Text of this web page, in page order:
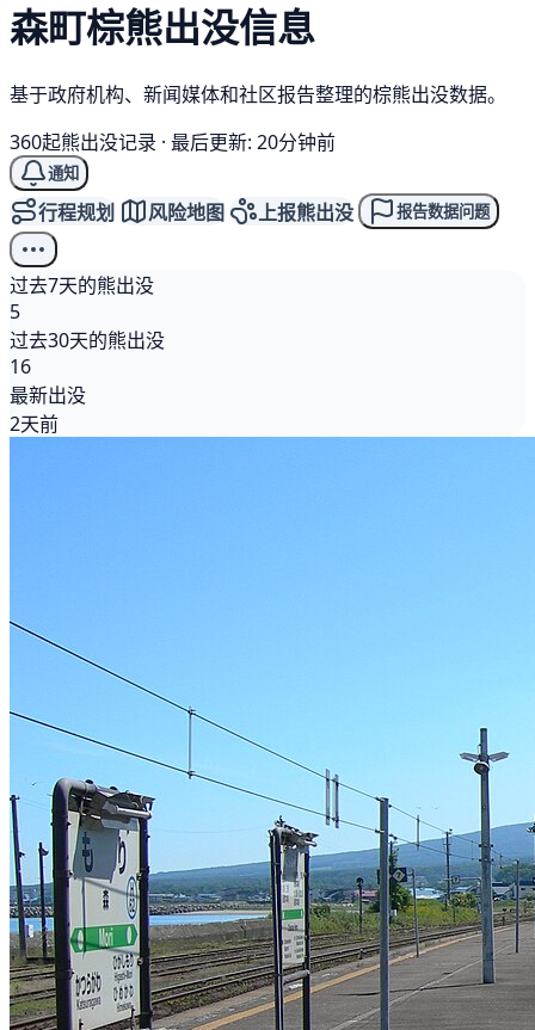
森町棕熊出没信息
基于政府机构、新闻媒体和社区报告整理的棕熊出没数据。
360起熊出没记录 · 最后更新: 20分钟前
通知
行程规划 风险地图 上报熊出没 报告数据问题
过去7天的熊出没
5
过去30天的熊出没
16
最新出没
2天前